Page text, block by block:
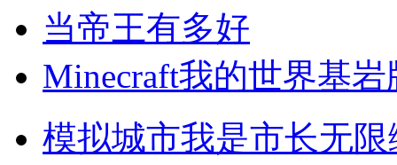
当帝王有多好
Minecraft我的世界基
模拟城市我是市长无